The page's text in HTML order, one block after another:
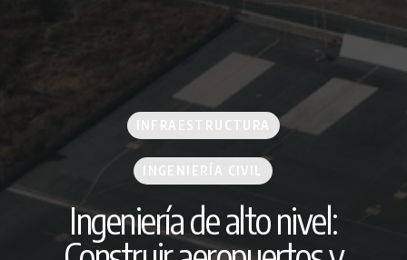
INFRAESTRUCTURA
INGENIERÍA CIVIL
Ingeniería de alto nivel: